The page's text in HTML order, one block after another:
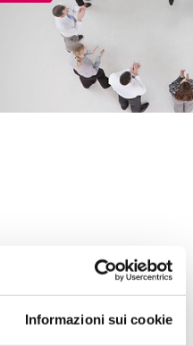
Informazioni sui cookie